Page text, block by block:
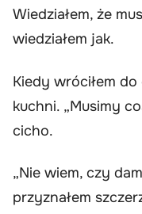
Wiedziałem, że
wiedziałem jak.
Kiedy wróciłem do
kuchni. „Musimy
cicho.
„Nie wiem, czy
przyznałem